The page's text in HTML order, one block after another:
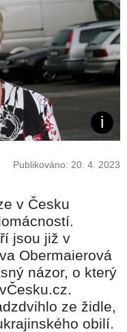
Publikováno: 20. 4. 2023
v Česku
jsou již v
Obermaierová
názor, o který
ze židle,
obilí.